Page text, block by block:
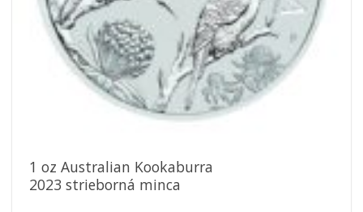
1 oz Australian Kookaburra
2023 strieborná minca